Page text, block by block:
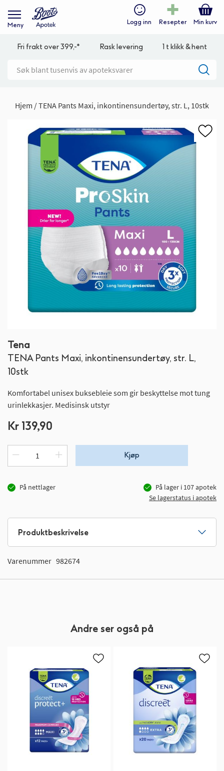
Meny Logg inn Resepter Min kurv
Fri frakt over 399,-* Rask levering 1 t klikk & hent
Hjem TENA Pants Maxi, inkontinensundertøy, str. L, 10stk
Tena
TENA Pants Maxi, inkontinensundertøy, str. L,
10stk
Komfortabel unisex buksebleie som gir beskyttelse mot tung
urinlekkasjer. Medisinsk utstyr
Kr 139,90
Kjøp
På nettlager På lager i 107apotek
Se lagerstatus i apotek
bildegalleri
til
begynnelsen
av
Produktbeskrivelse
Varenummer 982674
Andre ser også på